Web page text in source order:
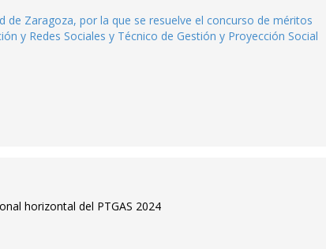
de Zaragoza, por la que se resuelve el concurso de méritos
y Redes Sociales y Técnico de Gestión y Proyección Social
horizontal del PTGAS 2024